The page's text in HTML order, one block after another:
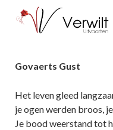
Govaerts Gust
Het leven gleed
je ogen werden broos,
Je bood weerstand tot